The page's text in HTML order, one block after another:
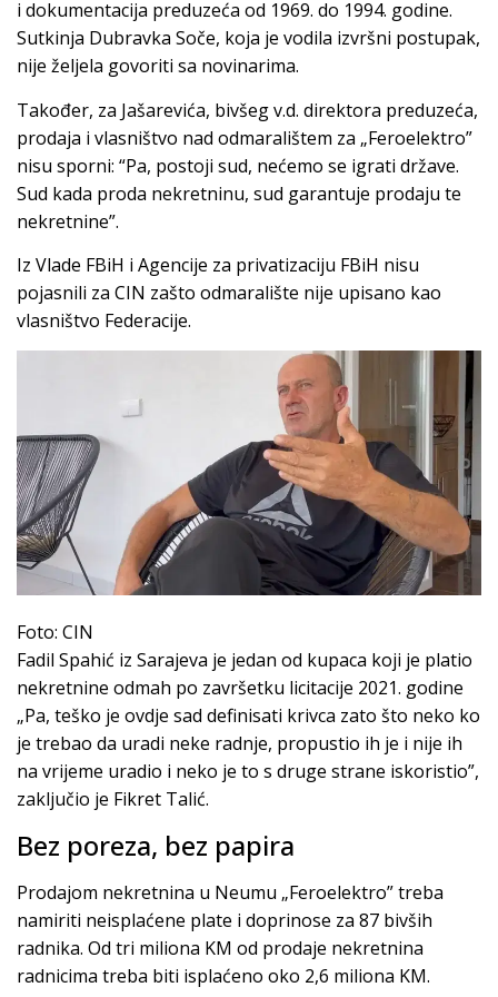
i dokumentacija preduzeća od 1969. do 1994. godine.
Sutkinja Dubravka Soče, koja je vodila izvršni postupak,
nije željela govoriti sa novinarima.
Također, za Jašarevića, bivšeg v.d. direktora preduzeća,
prodaja i vlasništvo nad odmaralištem za „Feroelektro”
nisu sporni: “Pa, postoji sud, nećemo se igrati države.
Sud kada proda nekretninu, sud garantuje prodaju te
nekretnine”.
Iz Vlade FBiH i Agencije za privatizaciju FBiH nisu
pojasnili za CIN zašto odmaralište nije upisano kao
vlasništvo Federacije.
Foto: CIN
Fadil Spahić iz Sarajeva je jedan od kupaca koji je platio
nekretnine odmah po završetku licitacije 2021. godine
„Pa, teško je ovdje sad definisati krivca zato što neko ko
je trebao da uradi neke radnje, propustio ih je i nije ih
na vrijeme uradio i neko je to s druge strane iskoristio”,
zaključio je Fikret Talić.
Bez poreza, bez papira
Prodajom nekretnina u Neumu „Feroelektro” treba
namiriti neisplaćene plate i doprinose za 87 bivših
radnika. Od tri miliona KM od prodaje nekretnina
radnicima treba biti isplaćeno oko 2,6 miliona KM.